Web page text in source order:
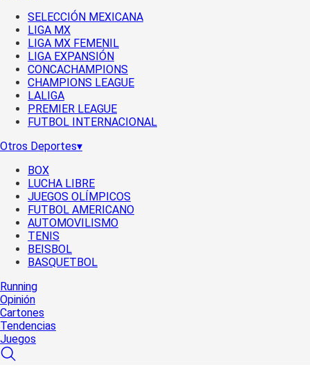
SELECCIÓN MEXICANA
LIGA MX
LIGA MX FEMENIL
LIGA EXPANSIÓN
CONCACHAMPIONS
CHAMPIONS LEAGUE
LALIGA
PREMIER LEAGUE
FUTBOL INTERNACIONAL
Otros Deportes▾
BOX
LUCHA LIBRE
JUEGOS OLÍMPICOS
FUTBOL AMERICANO
AUTOMOVILISMO
TENIS
BEISBOL
BASQUETBOL
Running
Opinión
Cartones
Tendencias
Juegos